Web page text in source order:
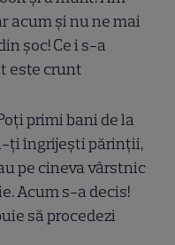
acum și nu ne mai
șoc! Ce i s-a
este crunt
primi bani de la
ți îngrijești părinții,
pe cineva vârstnic
Acum s-a decis!
să procedezi